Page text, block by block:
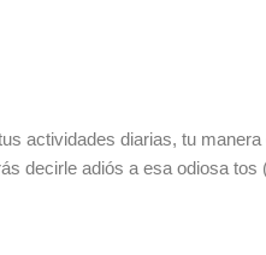
actividades diarias, tu
decirle adiós a esa odiosa